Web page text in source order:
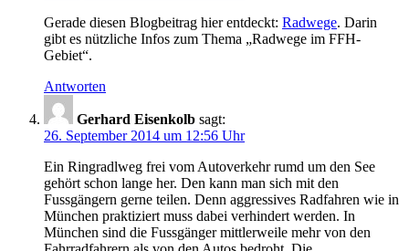
Gerade diesen Blogbeitrag hier entdeckt: Radwege. Darin
gibt es nützliche Infos zum Thema „Radwege im FFH-
Gebiet“.
Antworten
Gerhard Eisenkolb sagt:
26. September 2014 um 12:56 Uhr
Ein Ringradlweg frei vom Autoverkehr rumd um den See
gehört schon lange her. Den kann man sich mit den
Fussgängern gerne teilen. Denn aggressives Radfahren wie in
München praktiziert muss dabei verhindert werden. In
München sind die Fussgänger mittlerweile mehr von den